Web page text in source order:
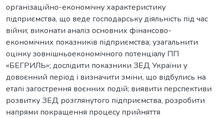
організаційно-економічну характеристику
підприємства, що веде господарську діяльність під час
війни; виконати аналіз основних фінансово-
економічних показників підприємства; узагальнити
оцінку зовнішньоекономічного потенціалу ПП
«БЕГРИЛЬ»; дослідити показники ЗЕД України у
довоєнний період і визначити зміни, що відбулись на
етапі загострення воєнних подій; виявити перспективи
розвитку ЗЕД розглянутого підприємства, розробити
напрями покращення процесу прийняття